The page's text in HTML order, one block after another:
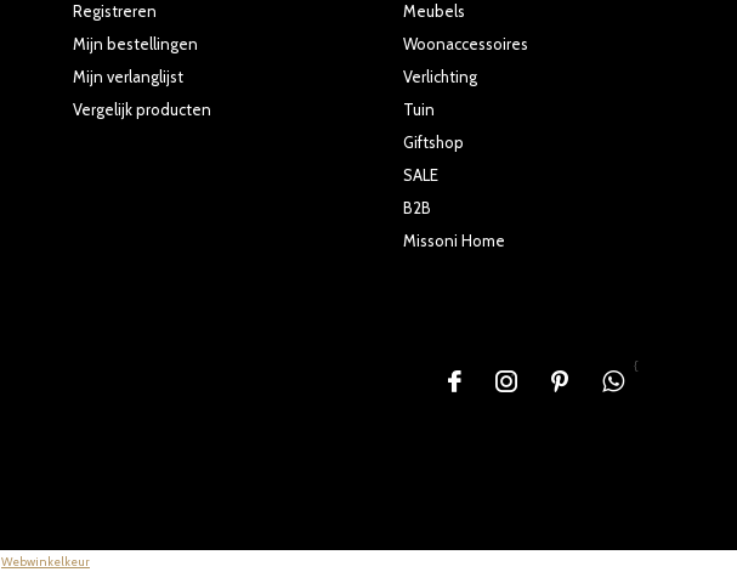
Registreren
Mijn bestellingen
Mijn verlanglijst
Vergelijk producten
Meubels
Woonaccessoires
Verlichting
Tuin
Giftshop
SALE
B2B
Missoni Home
{
Webwinkelkeur